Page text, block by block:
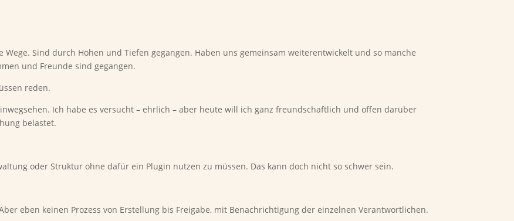
Sind durch Höhen und Tiefen gegangen. Haben uns gemeinsam weiterentwickelt und so manche
und Freunde sind gegangen.
reden.
Ich habe es versucht – ehrlich – aber heute will ich ganz freundschaftlich und offen darüber
belastet.
oder Struktur ohne dafür ein Plugin nutzen zu müssen. Das kann doch nicht so schwer sein.
eben keinen Prozess von Erstellung bis Freigabe, mit Benachrichtigung der einzelnen Verantwortlichen.